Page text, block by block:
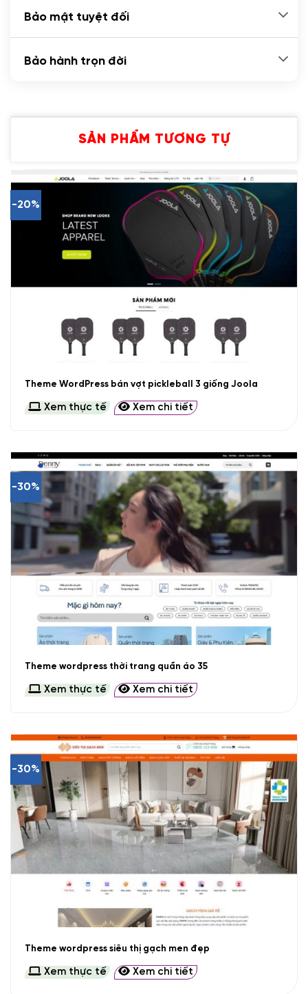
Bảo mật tuyệt đối
Bảo hành trọn đời
SẢN PHẨM TƯƠNG TỰ
-20%
Theme WordPress bán vợt pickleball 3 giống Joola
Xem thực tế Xem chi tiết
-30%
Theme wordpress thời trang quần áo 35
Xem thực tế Xem chi tiết
-30%
Theme wordpress siêu thị gạch men đẹp
Xem thực tế Xem chi tiết